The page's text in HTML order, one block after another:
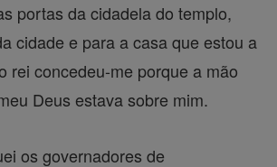
portas da cidadela do templo,
cidade e para a casa que estou a
rei concedeu-me porque a mão
Deus estava sobre mim.
os governadores de